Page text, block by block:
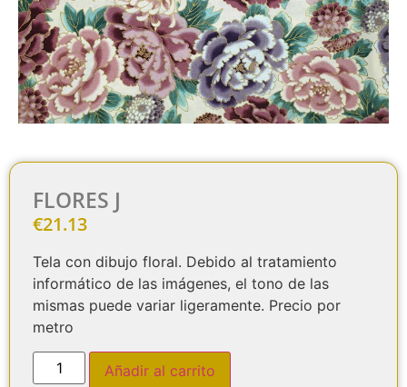
FLORES J
€21.13
Tela con dibujo floral. Debido al tratamiento
informático de las imágenes, el tono de las
mismas puede variar ligeramente. Precio por
metro
Añadir al carrito